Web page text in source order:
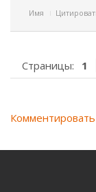
Имя
Страницы: 1
Комментировать